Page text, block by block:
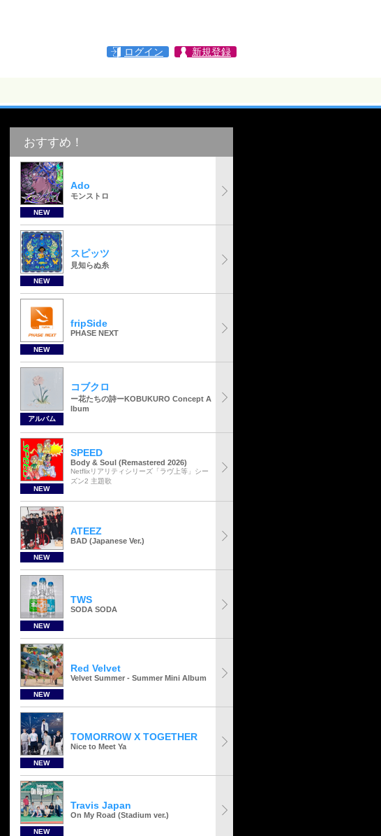
ログイン 新規登録
おすすめ！
NEW
Ado
モンストロ
NEW
スピッツ
見知らぬ糸
NEW
fripSide
PHASE NEXT
アルバム
コブクロ
ー花たちの詩ーKOBUKURO Concept A
lbum
NEW
SPEED
Body & Soul (Remastered 2026)
Netflixリアリティシリーズ「ラヴ上等」シー
ズン2 主題歌
NEW
ATEEZ
BAD (Japanese Ver.)
NEW
TWS
SODA SODA
NEW
Red Velvet
Velvet Summer - Summer Mini Album
NEW
TOMORROW X TOGETHER
Nice to Meet Ya
NEW
Travis Japan
On My Road (Stadium ver.)